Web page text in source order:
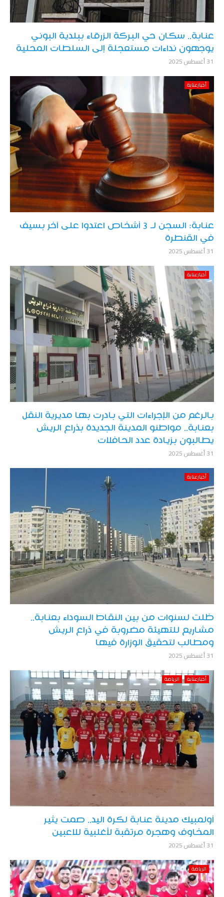
عنابة.. سكان حي البركة الزرقاء ببلدية البوني
يوجهون نداءات مستعجلة إلى السلطات المحلية
31 أغسطس 2025
أخبارعنابة
عنابة: السجن لـ 3 أشخاص اعتدوا على آخر بسيف
في القنطرة
31 أغسطس 2025
أخبارعنابة
بالرغم من الإجراءات التي بادرت بها مديرية النقل
بعنابة.. مواطنو المدينة الجديدة بذراع الريش
يطالبون بزيادة عدد الحافلات
31 أغسطس 2025
أخبارعنابة
ظلت لسنوات من بين النقاط السوداء بعنابة..
مشاريع للتهيئة مضروبة في ذراع الريش
ومطالب لتحقيق الوزارة فيها
31 أغسطس 2025
أخبارعنابة الرياضة
أولمبيك مدينة عنابة لكرة اليد.. صمت يثير
المخاوف وهجرة مرتقبة لأغلبية للاعبين
31 أغسطس 2025
الرياضة